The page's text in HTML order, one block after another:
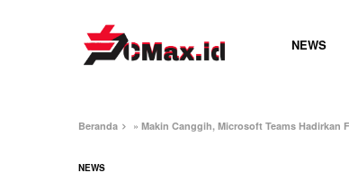
NEWS
Beranda »Makin Canggih, Microsoft Teams Hadirkan
NEWS